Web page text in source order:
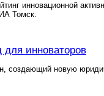
инновационной
Томск.
инноваторов
создающий новую